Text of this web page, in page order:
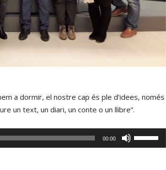
a dormir, el nostre cap és ple d’idees, només
un text, un diari, un conte o un llibre”.
00:00
servir